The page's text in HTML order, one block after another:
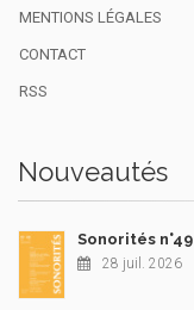
MENTIONS LÉGALES
CONTACT
RSS
Nouveautés
Sonorités n°49
28 juil. 2026